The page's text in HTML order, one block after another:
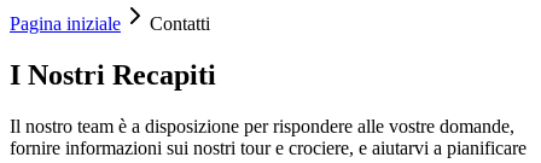
Pagina iniziale Contatti
I Nostri Recapiti
Il nostro team è a disposizione per rispondere alle vostre domande,
fornire informazioni sui nostri tour e crociere, e aiutarvi a pianificare